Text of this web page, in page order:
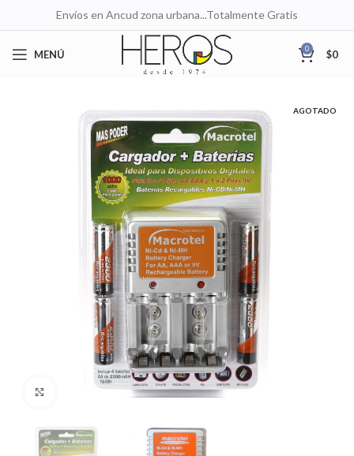
Envíos en Ancud zona urbana...Totalmente Gratis
MENÚ 0 $0
AGOTADO
Clic para ampliar